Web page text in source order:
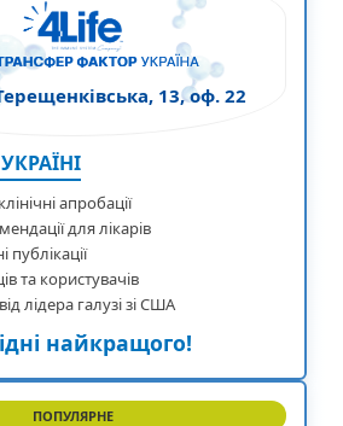
13, оф. 22
апробації
для лікарів
публікації
та користувачів
лідера галузі зі США
найкращого!
ПОПУЛЯРНЕ